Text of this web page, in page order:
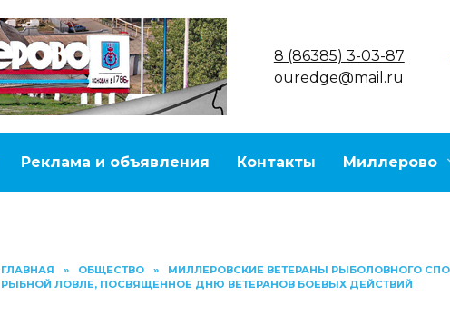
8 (86385) 3-03-87
ouredge@mail.ru
Реклама и объявления Контакты Миллерово
ГЛАВНАЯ » ОБЩЕСТВО »
МИЛЛЕРОВСКИЕ ВЕТЕРАНЫ РЫБОЛОВНОГО
РЫБНОЙ ЛОВЛЕ, ПОСВЯЩЕННОЕ ДНЮ ВЕТЕРАНОВ БОЕВЫХ ДЕЙСТВИЙ